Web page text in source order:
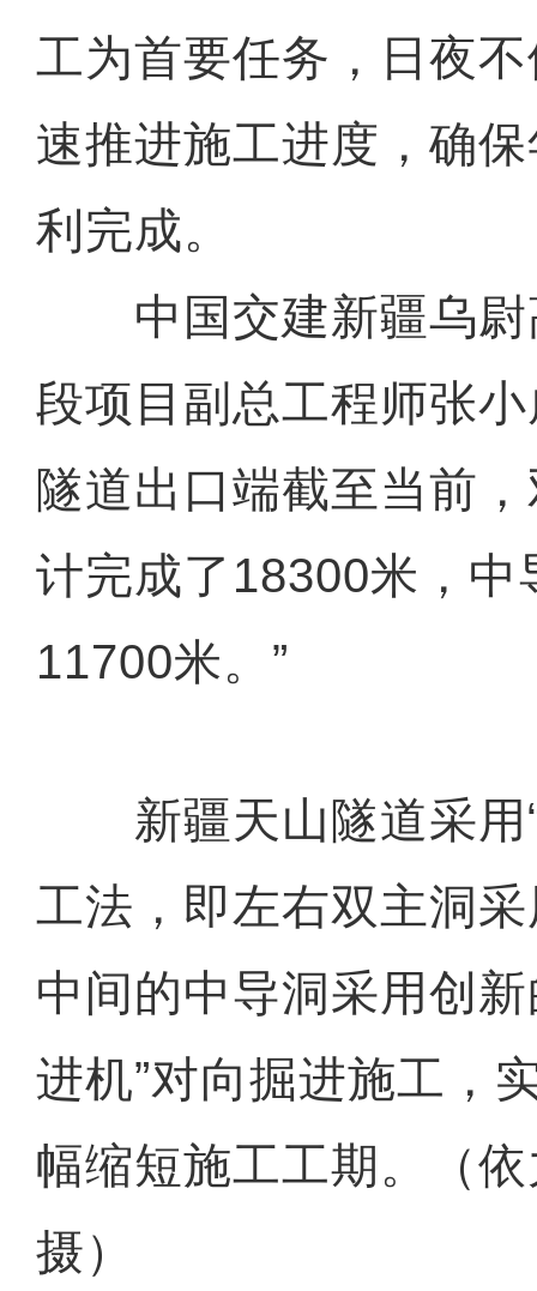
工为首要任务，日夜
速推进施工进度，确
利完成。
中国交建新疆乌尉
段项目副总工程师张
隧道出口端截至当前
计完成了18300米，中
11700米。”
新疆天山隧道采用“
工法，即左右双主洞
中间的中导洞采用创
进机”对向掘进施工，
幅缩短施工工期。（
摄）